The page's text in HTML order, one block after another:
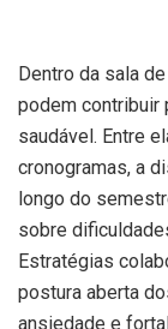
Dentro da sala
podem contribuir
saudável. Entre
cronogramas, a
longo do
sobre
Estratégias
postura aberta
ansiedade e